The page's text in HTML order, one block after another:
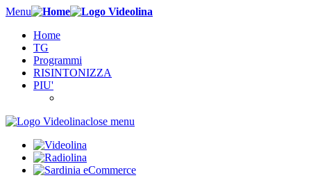
Menu
Home
TG
Programmi
RISINTONIZZA
PIU'
close menu